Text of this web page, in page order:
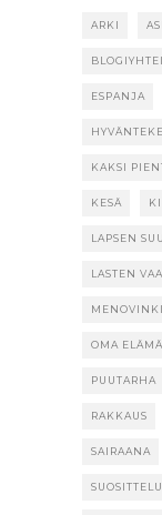
ARKI
ESPANJA
KAKSI
KESÄ
LAPSEN
LASTEN
OMA ELÄMÄ
PUUTARHA
RAKKAUS
SAIRAANA